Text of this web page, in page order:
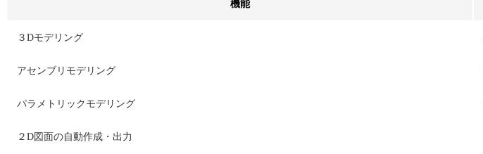
機能
３Dモデリング
アセンブリモデリング
パラメトリックモデリング
２D図面の自動作成・出力